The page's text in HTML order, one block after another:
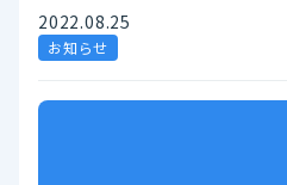
2022.08.25
お知らせ